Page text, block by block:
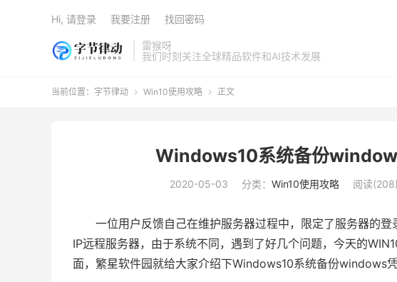
雷猴呀
我们时刻关注全球精品软件和AI技术发展
Hi, 请登录 我要注册 找回密码
当前位置： 字节律动  Win10使用攻略  正文
Windows10系统备份
2020-05-03 分类： Win10使用攻略 阅读(208)
一位用户反馈自己在维护服务器过程中，限定了服务器的
IP远程服务器，由于系统不同，遇到了好几个问题，今天的
面，繁星软件园就给大家介绍下Windows10系统备份windows凭